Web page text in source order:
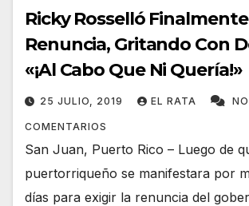
Ricky Rosselló Finalmente
Renuncia, Gritando Con
«¡Al Cabo Que Ni Quería!»
25 JULIO, 2019 EL RATA
COMENTARIOS
San Juan, Puerto Rico – Luego de
puertorriqueño se manifestara por
días para exigir la renuncia del